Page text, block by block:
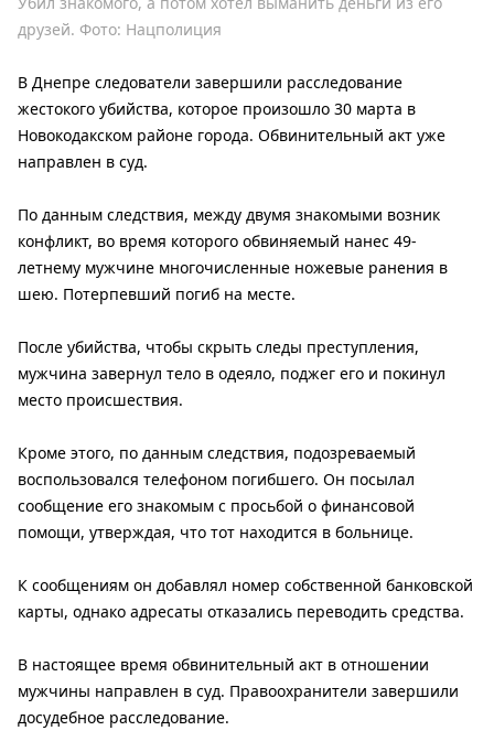
друзей. Фото: Нацполиция
В Днепре следователи завершили расследование
жестокого убийства, которое произошло 30 марта в
Новокодакском районе города. Обвинительный акт уже
направлен в суд.
По данным следствия, между двумя знакомыми возник
конфликт, во время которого обвиняемый нанес 49-
летнему мужчине многочисленные ножевые ранения в
шею. Потерпевший погиб на месте.
После убийства, чтобы скрыть следы преступления,
мужчина завернул тело в одеяло, поджег его и покинул
место происшествия.
Кроме этого, по данным следствия, подозреваемый
воспользовался телефоном погибшего. Он посылал
сообщение его знакомым с просьбой о финансовой
помощи, утверждая, что тот находится в больнице.
К сообщениям он добавлял номер собственной банковской
карты, однако адресаты отказались переводить средства.
В настоящее время обвинительный акт в отношении
мужчины направлен в суд. Правоохранители завершили
досудебное расследование.